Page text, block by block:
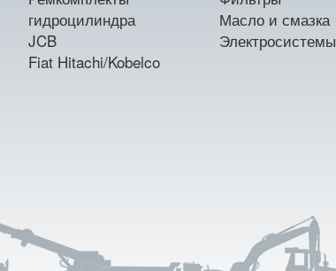
гидроцилиндра
JCB
Fiat Hitachi/Kobelco
Масло и смазка
Электросистемы